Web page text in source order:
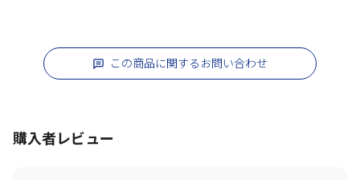
この商品に関するお問い合わせ
購入者レビュー